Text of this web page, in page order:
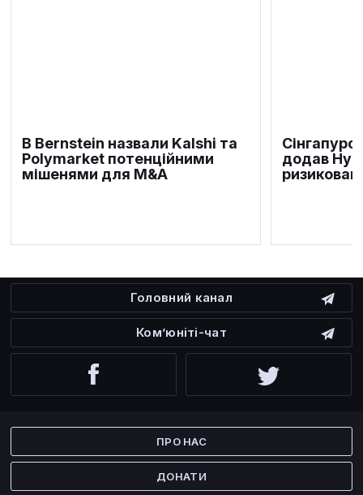
В Bernstein назвали Kalshi та
Polymarket потенційними
мішенями для M&A
додав
Головний канал
Ком’юніті-чат
ПРО НАС
ДОНАТИ